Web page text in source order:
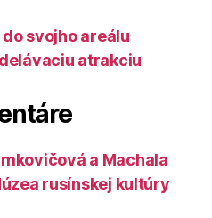
svojho areálu
atrakciu
a Machala
rusínskej kultúry